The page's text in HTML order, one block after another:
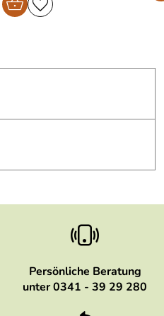
Persönliche Beratung
unter 0341 - 39 29 280